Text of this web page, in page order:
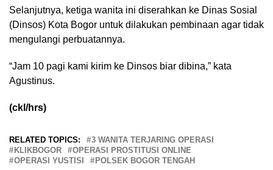
Selanjutnya, ketiga wanita ini diserahkan ke Dinas Sosial
(Dinsos) Kota Bogor untuk dilakukan pembinaan agar tidak
mengulangi perbuatannya.
“Jam 10 pagi kami kirim ke Dinsos biar dibina,” kata
Agustinus.
(ckl/hrs)
RELATED TOPICS:
3 WANITA TERJARING OPERASI
KLIKBOGOR
OPERASI PROSTITUSI ONLINE
OPERASI YUSTISI
POLSEK BOGOR TENGAH